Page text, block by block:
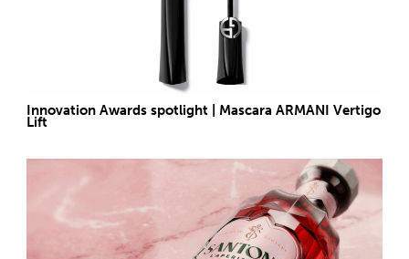
Innovation Awards spotlight | Mascara ARMANI Vertigo
Lift